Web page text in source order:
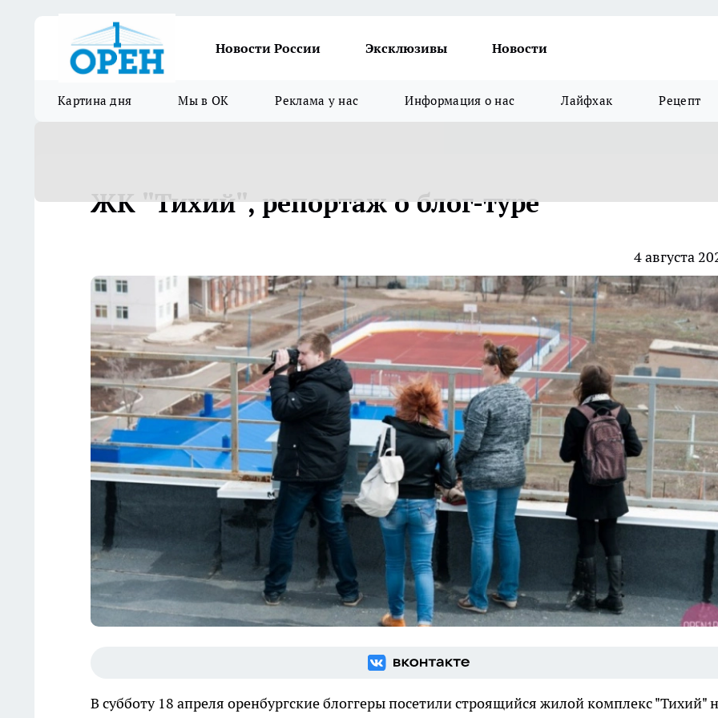
Новости России Эксклюзивы Новости
Картина дня Мы в ОК Реклама у нас Информация о нас Лайфхак Рецепт
ЖК "Тихий", репортаж о блог-туре
4 августа
В субботу 18 апреля оренбургские блоггеры посетили строящийся жилой комплекс "Тихий"